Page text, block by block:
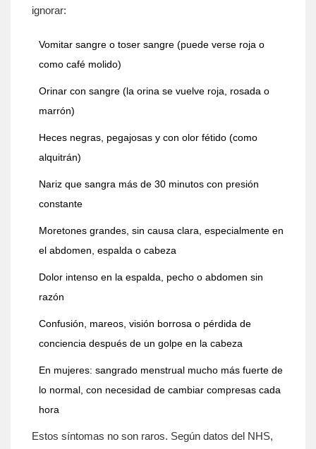
ignorar:
Vomitar sangre o toser sangre (puede verse roja o
como café molido)
Orinar con sangre (la orina se vuelve roja, rosada o
marrón)
Heces negras, pegajosas y con olor fétido (como
alquitrán)
Nariz que sangra más de 30 minutos con presión
constante
Moretones grandes, sin causa clara, especialmente en
el abdomen, espalda o cabeza
Dolor intenso en la espalda, pecho o abdomen sin
razón
Confusión, mareos, visión borrosa o pérdida de
conciencia después de un golpe en la cabeza
En mujeres: sangrado menstrual mucho más fuerte de
lo normal, con necesidad de cambiar compresas cada
hora
Estos síntomas no son raros. Según datos del NHS,